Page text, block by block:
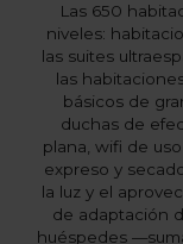
Las 650
niveles:
las suites
las
básicos de
duchas de
plana, wifi de
expreso y
la luz y el
de adaptación
huéspedes